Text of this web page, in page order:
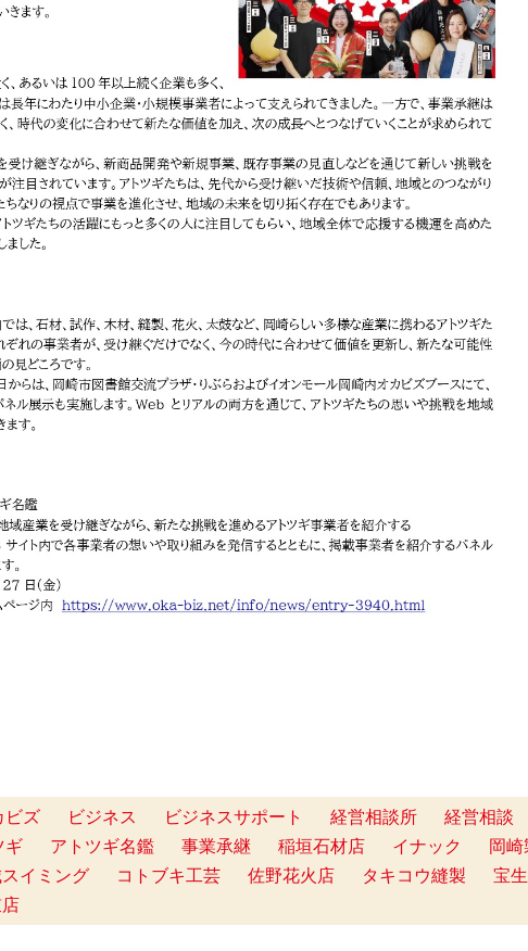
ビズ ビジネス ビジネスサポート 経営相談所
経営相談
ギ アトツギ名鑑 事業承継 稲垣石材店 イナック
岡崎
イミング コトブキ工芸 佐野花火店 タキコウ縫製
宝生